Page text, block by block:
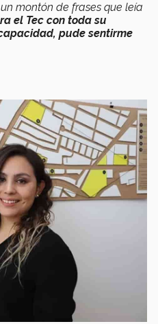
montón de frases que leía
el Tec con toda su
pude sentirme